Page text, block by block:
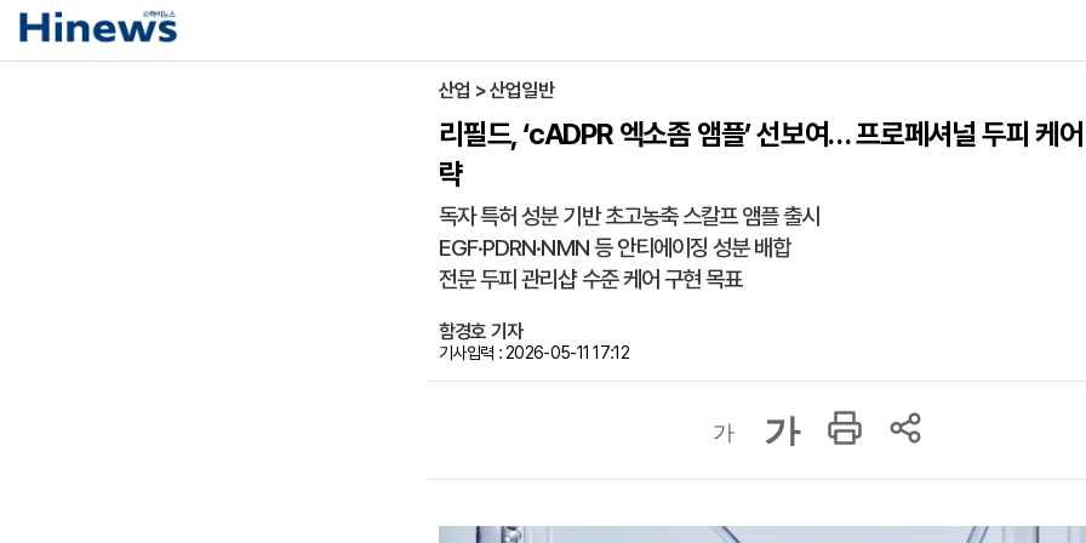
산업 > 산업일반
리필드, ‘cADPR 엑소좀 앰플’ 선보여… 프로페셔널 두피 케
략
독자 특허 성분 기반 초고농축 스칼프 앰플 출시
EGF·PDRN·NMN 등 안티에이징 성분 배합
전문 두피 관리샵 수준 케어 구현 목표
함경호 기자
기사입력 : 2026-05-11 17:12
가 가